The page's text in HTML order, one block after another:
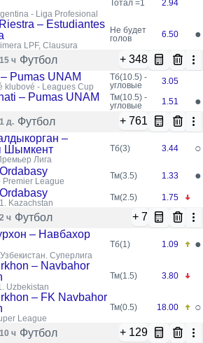
- Liga Profesional
Тотал =1 2.94
– Estudiantes
LPF, Clausura
Не будет
голов
6.50 ●
15 ч Футбол + 348
Pumas UNAM
klubové - Leagues Cup
Тб(10.5) -
угловые
3.05
– Pumas UNAM
Тм(10.5) -
угловые
1.51
●
1 д. Футбол + 761
–
Шымкент
Лига
Тб(3) 3.44 ○
Premier League
Тм(3.5) 1.33 ●
Kazachstan
Тм(2.5) 1.75
2 ч Футбол + 7
– Навбахор
Суперлига
Тб(1) 1.09 ●
– Navbahor
Uzbekistan
Тм(1.5) 3.80
– FK Navbahor
League
Тм(0.5) 18.00 ○
10 ч Футбол + 129